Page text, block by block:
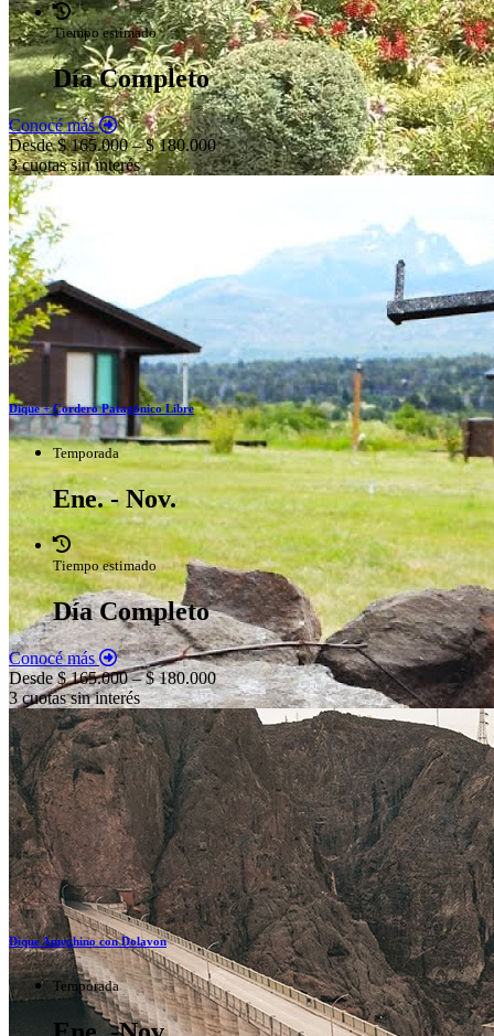
Tiempo estimado
Día Completo
Conocé más
Desde $ 165.000 – $ 180.000
3 cuotas sin interés
Dique + Cordero Patagónico Libre
Temporada
Ene. - Nov.
Tiempo estimado
Día Completo
Conocé más
Desde $ 165.000 – $ 180.000
3 cuotas sin interés
Dique Ameghino con Dolavon
Temporada